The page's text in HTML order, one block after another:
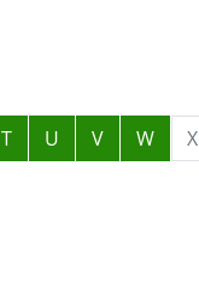
T U V W X